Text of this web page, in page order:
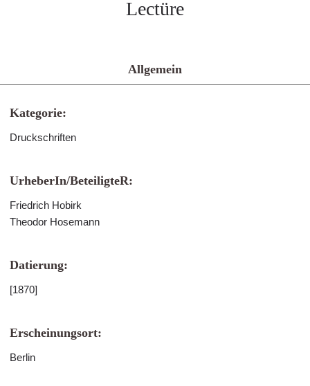
Lectüre
Allgemein
Kategorie:
Druckschriften
UrheberIn/BeteiligteR:
Friedrich Hobirk
Theodor Hosemann
Datierung:
[1870]
Erscheinungsort:
Berlin